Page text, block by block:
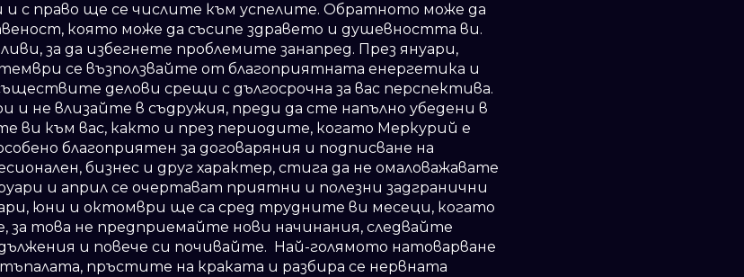
с право ще се числите към успелите. Обратното може да
която може да съсипе здравето и душевността ви.
за да избегнете проблемите занапред. През януари,
се възползвайте от благоприятната енергетика и
делови срещи с дългосрочна за вас перспектива.
и не влизайте в съдружия, преди да сте напълно убедени в
ви към вас, както и през периодите, когато Меркурий е
благоприятен за договаряния и подписване на
бизнес и друг характер, стига да не омаловажавате
и април се очертават приятни и полезни задгранични
юни и октомври ще са сред трудните ви месеци, когато
за това не предприемайте нови начинания, следвайте
и повече си почивайте. Най-голямото натоварване
пръстите на краката и разбира се нервната